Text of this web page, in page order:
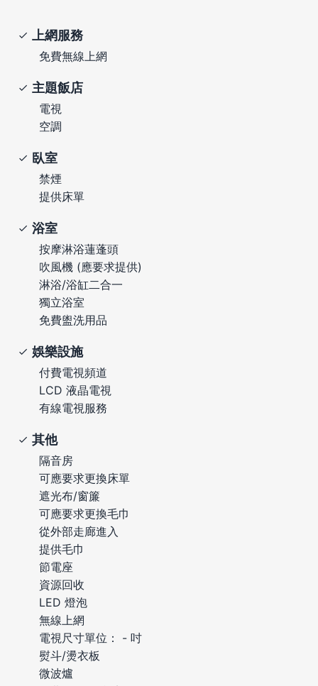
上網服務
免費無線上網
主題飯店
電視
空調
臥室
禁煙
提供床單
浴室
按摩淋浴蓮蓬頭
吹風機 (應要求提供)
淋浴/浴缸二合一
獨立浴室
免費盥洗用品
娛樂設施
付費電視頻道
LCD 液晶電視
有線電視服務
其他
隔音房
可應要求更換床單
遮光布/窗簾
可應要求更換毛巾
從外部走廊進入
提供毛巾
節電座
資源回收
LED 燈泡
無線上網
電視尺寸單位： - 吋
熨斗/燙衣板
微波爐